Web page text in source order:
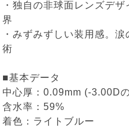
・独自の非球面レンズデ
界
・みずみずしい装用感。
術
■基本データ
中心厚：0.09mm (-3.00D
含水率：59%
着色：ライトブルー